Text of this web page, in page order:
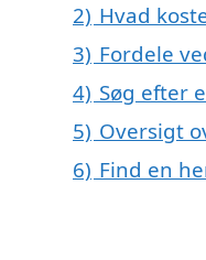
2) Hvad
3) Fordele
4) Søg efter
5) Oversigt
6) Find en